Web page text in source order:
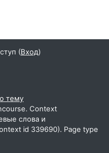
(Вход)
тему
Context
слова и
id 339690). Page type